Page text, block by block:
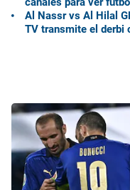
Al Nassr vs Al Hilal
TV transmite el derbi